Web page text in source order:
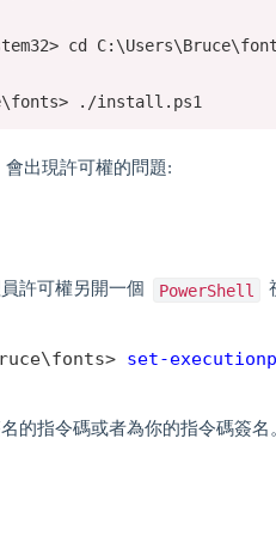
cd
./install.ps1
出現許可權的問題:
許可權另開一個 PowerShell
set-
的指令碼或者為你的指令碼簽名